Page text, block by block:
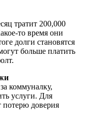
тратит 200,000
то время они
долги становятся
больше платить
коммуналку,
услуги. Для
потерю доверия